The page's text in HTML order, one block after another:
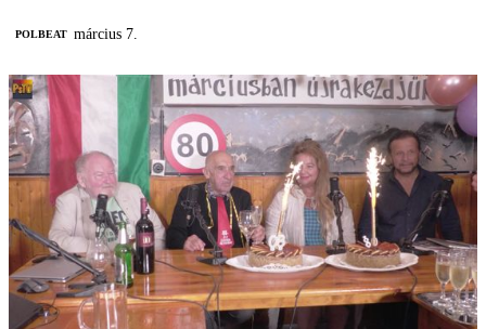
‎POLBEAT március 7.